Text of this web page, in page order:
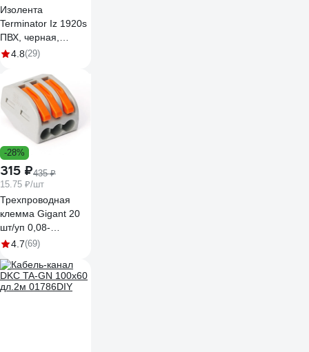
Изолента
Terminator Iz 1920s
ПВХ, черная,
автомобильная,
м 2000251
4.8(29)
-28%
315 ₽435 ₽
15.75 ₽/шт
Трехпроводная
клемма Gigant 20
шт/уп 0,08-
2,5(4)мм² GCT-222-
4.7(69)